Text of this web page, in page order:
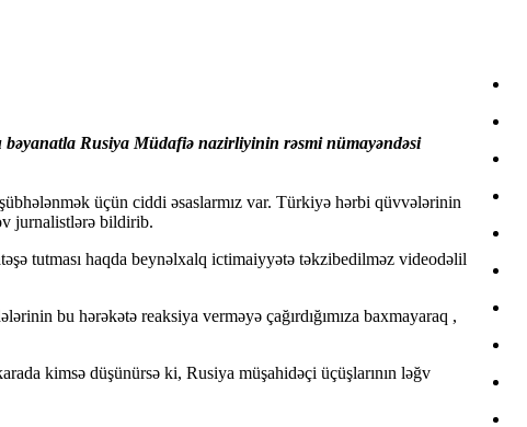
Rusiya Müdafiə nazirliyinin rəsmi nümayəndəsi
üçün ciddi əsaslarmız var. Türkiyə hərbi qüvvələrinin
jurnalistlərə bildirib.
tutması haqda beynəlxalq ictimaiyyətə təkzibedilməz videodəlil
bu hərəkətə reaksiya verməyə çağırdığımıza baxmayaraq ,
kimsə düşünürsə ki, Rusiya müşahidəçi üçüşlarının ləğv